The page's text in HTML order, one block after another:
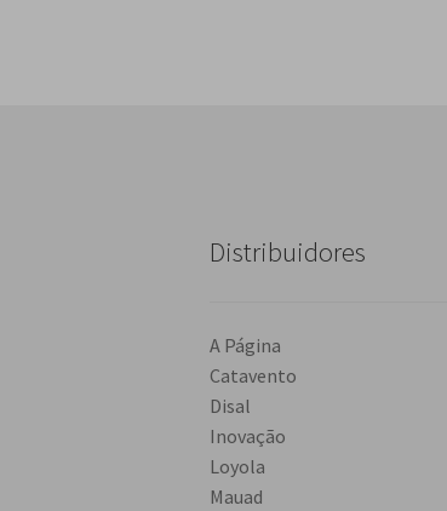
Distribuidores
A Página
Catavento
Disal
Inovação
Loyola
Mauad